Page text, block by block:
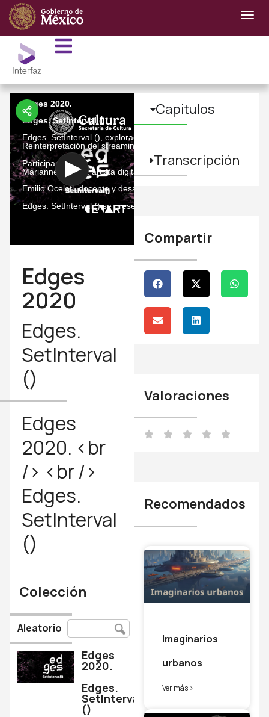
Edges 2020.
Edges. SetInterval ()
Edges. SetInterval (), exploración virtual que parte de la
Reinterpretación del streaming convencional que busca
Participantes:
Marianne Teixido, artista digital.
Emilio Ocelotl, docente y desarrollador de software.
Edges. SetInterval () se presentó el 30 de septiembre de 2020,
Edges
2020
Edges.
SetInterval
()
Edges
2020. <br
/> <br />
Edges.
SetInterval
()
Colección
Aleatorio
Edges
2020.
Edges.
SetInterval
()
Capitulos
Transcripción
Compartir
Valoraciones
Recomendados
Imaginarios
urbanos
Ver más >